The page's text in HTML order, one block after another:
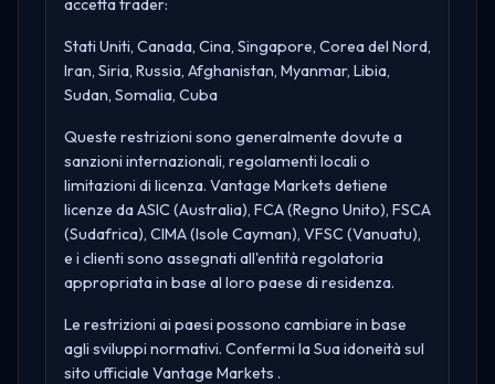
Stati Uniti, Canada, Cina, Singapore, Corea del Nord,
Iran, Siria, Russia, Afghanistan, Myanmar, Libia,
Sudan, Somalia, Cuba
Queste restrizioni sono generalmente dovute a
sanzioni internazionali, regolamenti locali o
limitazioni di licenza. Vantage Markets detiene
licenze daASIC (Australia), FCA (Regno Unito), FSCA
(Sudafrica), CIMA (Isole Cayman), VFSC (Vanuatu),
e i clienti sono assegnati all'entità regolatoria
appropriata in base al loro paese di residenza.
Le restrizioni ai paesi possono cambiare in base
agli sviluppi normativi. Confermi la Sua idoneità sul
sito ufficiale Vantage Markets .